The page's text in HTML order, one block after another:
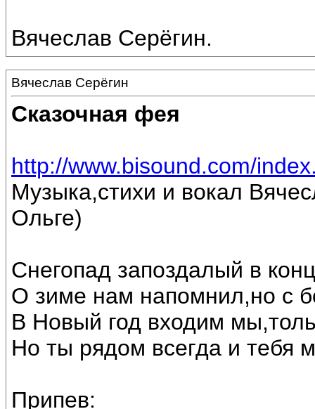
Вячеслав Серёгин.
Вячеслав Серёгин
Сказочная фея
http://www.bisound.com/
Музыка,стихи и вокал
Ольге)
Снегопад запоздалый в
О зиме нам напомнил,но с
В Новый год входим
Но ты рядом всегда и тебя
Припев: